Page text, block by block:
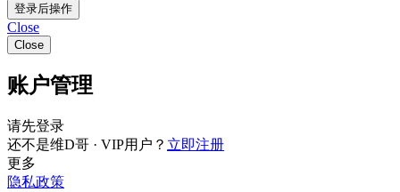
登录后操作
Close
Close
账户管理
请先登录
还不是维D哥 · VIP用户？ 立即注册
更多
隐私政策